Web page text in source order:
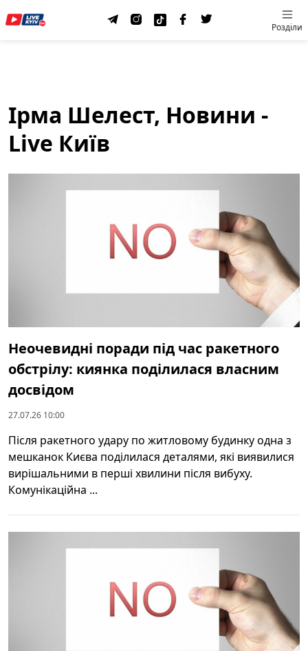
Розділи
Ірма Шелест, Новини -
Live Київ
Неочевидні поради під час ракетного
обстрілу: киянка поділилася власним
досвідом
27.07.26 10:00
Після ракетного удару по житловому будинку одна з
мешканок Києва поділилася деталями, які виявилися
вирішальними в перші хвилини після вибуху.
Комунікаційна ...